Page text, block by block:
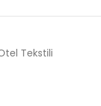
Tekstili